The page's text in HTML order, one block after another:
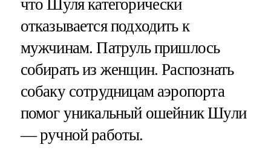
что Шуля категорически
отказывается подходить к
мужчинам. Патруль пришлось
собирать из женщин. Распознать
собаку сотрудницам аэропорта
помог уникальный ошейник Шули
— ручной работы.